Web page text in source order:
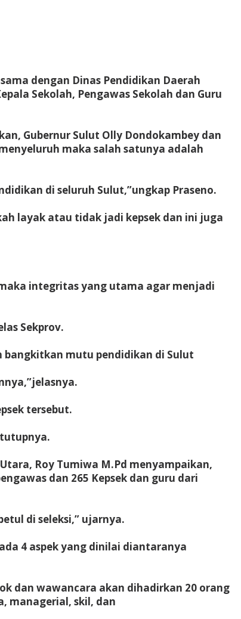
dengan Dinas Pendidikan Daerah
Sekolah, Pengawas Sekolah dan Guru
Gubernur Sulut Olly Dondokambey dan
maka salah satunya adalah
di seluruh Sulut,”ungkap Praseno.
layak atau tidak jadi kepsek dan ini juga
integritas yang utama agar menjadi
Sekprov.
bangkitkan mutu pendidikan di Sulut
tersebut.
Roy Tumiwa M.Pd menyampaikan,
dan 265 Kepsek dan guru dari
di seleksi,” ujarnya.
4 aspek yang dinilai diantaranya
dan wawancara akan dihadirkan 20 orang
managerial, skil, dan